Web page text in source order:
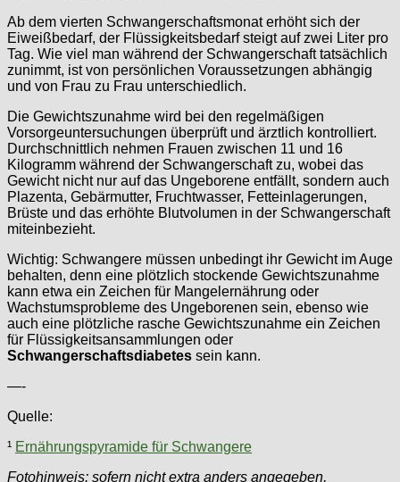
Ab dem vierten Schwangerschaftsmonat erhöht sich der
Eiweißbedarf, der Flüssigkeitsbedarf steigt auf zwei Liter pro
Tag. Wie viel man während der Schwangerschaft tatsächlich
zunimmt, ist von persönlichen Voraussetzungen abhängig
und von Frau zu Frau unterschiedlich.
Die Gewichtszunahme wird bei den regelmäßigen
Vorsorgeuntersuchungen überprüft und ärztlich kontrolliert.
Durchschnittlich nehmen Frauen zwischen 11 und 16
Kilogramm während der Schwangerschaft zu, wobei das
Gewicht nicht nur auf das Ungeborene entfällt, sondern auch
Plazenta, Gebärmutter, Fruchtwasser, Fetteinlagerungen,
Brüste und das erhöhte Blutvolumen in der Schwangerschaft
miteinbezieht.
Wichtig: Schwangere müssen unbedingt ihr Gewicht im Auge
behalten, denn eine plötzlich stockende Gewichtszunahme
kann etwa ein Zeichen für Mangelernährung oder
Wachstumsprobleme des Ungeborenen sein, ebenso wie
auch eine plötzliche rasche Gewichtszunahme ein Zeichen
für Flüssigkeitsansammlungen oder
Schwangerschaftsdiabetes sein kann.
—-
Quelle:
¹ Ernährungspyramide für Schwangere
Fotohinweis: sofern nicht extra anders angegeben,